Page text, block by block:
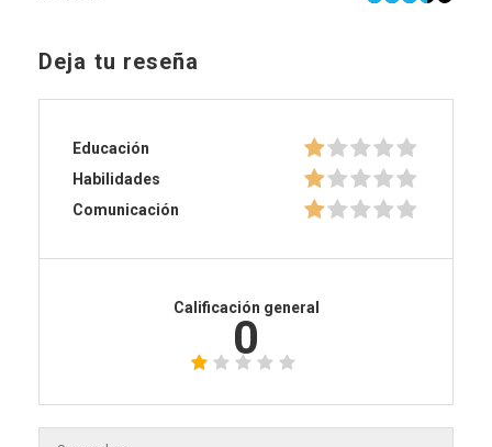
Deja tu reseña
Educación
Habilidades
Comunicación
Calificación general
0